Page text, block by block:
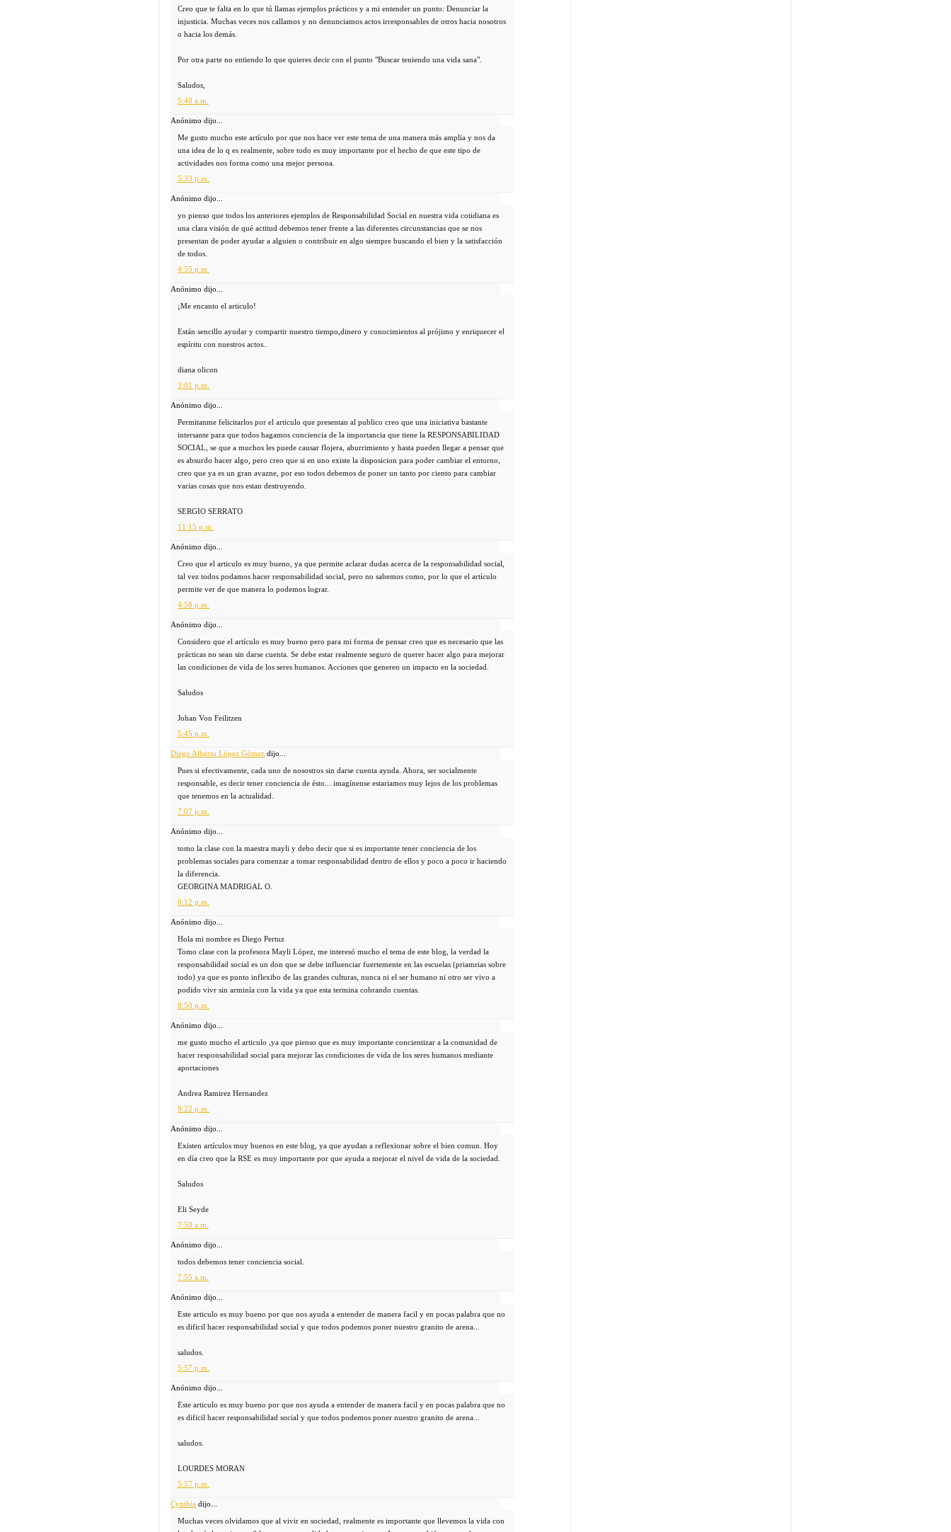
Creo que te falta en lo que tú llamas ejemplos prácticos y a mi entender un punto: Denunciar la
injusticia. Muchas veces nos callamos y no denunciamos actos irresponsables de otros hacia nosotros
o hacia los demás.
Por otra parte no entiendo lo que quieres decir con el punto "Buscar teniendo una vida sana".
Saludos,
5:48 a.m.
Anónimo dijo...
Me gusto mucho este artículo por que nos hace ver este tema de una manera más amplia y nos da
una idea de lo q es realmente, sobre todo es muy importante por el hecho de que este tipo de
actividades nos forma como una mejor persona.
5:33 p.m.
Anónimo dijo...
yo pienso que todos los anteriores ejemplos de Responsabilidad Social en nuestra vida cotidiana es
una clara visión de qué actitud debemos tener frente a las diferentes circunstancias que se nos
presentan de poder ayudar a alguien o contribuir en algo siempre buscando el bien y la satisfacción
de todos.
4:55 p.m.
Anónimo dijo...
¡Me encanto el articulo!
Están sencillo ayudar y compartir nuestro tiempo,dinero y conocimientos al prójimo y enriquecer el
espíritu con nuestros actos..
diana olicon
3:01 p.m.
Anónimo dijo...
Permitanme felicitarlos por el articulo que presentan al publico creo que una iniciativa bastante
intersante para que todos hagamos conciencia de la importancia que tiene la RESPONSABILIDAD
SOCIAL, se que a muchos les puede causar flojera, aburrimiento y hasta pueden llegar a pensar que
es absurdo hacer algo, pero creo que si en uno existe la disposicion para poder cambiar el entorno,
creo que ya es un gran avazne, por eso todos debemos de poner un tanto por ciento para cambiar
varias cosas que nos estan destruyendo.
SERGIO SERRATO
11:15 p.m.
Anónimo dijo...
Creo que el articulo es muy bueno, ya que permite aclarar dudas acerca de la responsabilidad social,
tal vez todos podamos hacer responsabilidad social, pero no sabemos como, por lo que el artículo
permite ver de que manera lo podemos lograr.
4:58 p.m.
Anónimo dijo...
Considero que el artículo es muy bueno pero para mi forma de pensar creo que es necesario que las
prácticas no sean sin darse cuenta. Se debe estar realmente seguro de querer hacer algo para mejorar
las condiciones de vida de los seres humanos. Acciones que generen un impacto en la sociedad.
Saludos
Johan Von Feilitzen
5:45 p.m.
Diego Alberto López Gómez dijo...
Pues si efectivamente, cada uno de nosostros sin darse cuenta ayuda. Ahora, ser socialmente
responsable, es decir tener conciencia de ésto... imagínense estariamos muy lejos de los problemas
que tenemos en la actualidad.
7:07 p.m.
Anónimo dijo...
tomo la clase con la maestra mayli y debo decir que si es importante tener conciencia de los
problemas sociales para comenzar a tomar responsabilidad dentro de ellos y poco a poco ir haciendo
la diferencia.
GEORGINA MADRIGAL O.
8:12 p.m.
Anónimo dijo...
Hola mi nombre es Diego Pertuz
Tomo clase con la profesora Mayli López, me interesó mucho el tema de este blog, la verdad la
responsabilidad social es un don que se debe influenciar fuertemente en las escuelas (priamrias sobre
todo) ya que es punto inflexibo de las grandes culturas, nunca ni el ser humano ni otro ser vivo a
podido vivr sin arminía con la vida ya que esta termina cobrando cuentas.
8:50 p.m.
Anónimo dijo...
me gusto mucho el articulo ,ya que pienso que es muy importante concientizar a la comunidad de
hacer responsabilidad social para mejorar las condiciones de vida de los seres humanos mediante
aportaciones
Andrea Ramirez Hernandez
9:22 p.m.
Anónimo dijo...
Existen artículos muy buenos en este blog, ya que ayudan a reflexionar sobre el bien comun. Hoy
en día creo que la RSE es muy importante por que ayuda a mejorar el nivel de vida de la sociedad.
Saludos
Eli Seyde
7:50 a.m.
Anónimo dijo...
todos debemos tener conciencia social.
7:55 a.m.
Anónimo dijo...
Este articulo es muy bueno por que nos ayuda a entender de manera facil y en pocas palabra que no
es dificil hacer responsabilidad social y que todos podemos poner nuestro granito de arena...
saludos.
5:57 p.m.
Anónimo dijo...
Este articulo es muy bueno por que nos ayuda a entender de manera facil y en pocas palabra que no
es dificil hacer responsabilidad social y que todos podemos poner nuestro granito de arena...
saludos.
LOURDES MORAN
5:57 p.m.
Cynthia dijo...
Muchas veces olvidamos que al vivir en sociedad, realmente es importante que llevemos la vida con